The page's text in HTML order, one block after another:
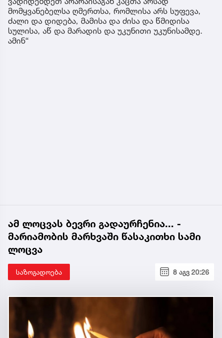
მომყვანებელსა ღმერთსა, რომლისა არს სუფევა,
ძალი და დიდება, მამისა და ძისა და წმიდისა
სულისა, აწ და მარადის და უკუნითი უკუნისამდე.
ამინ“
ამ ლოცვას ბევრი გადაურჩენია... -
მარიამობის მარხვაში წასაკითხი სამი
ლოცვა
საზოგადოება 8 აგვ 20:26